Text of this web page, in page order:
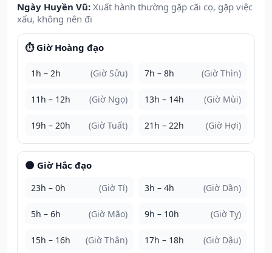
Ngày Huyền Vũ: Xuất hành thường gặp cãi cọ, gặp việc
xấu, không nên đi
⏱️ Giờ Hoàng đạo
1h – 2h (Giờ Sửu) 7h – 8h (Giờ Thìn)
11h – 12h (Giờ Ngọ) 13h – 14h (Giờ Mùi)
19h – 20h (Giờ Tuất) 21h – 22h (Giờ Hợi)
🌑 Giờ Hắc đạo
23h – 0h (Giờ Tí) 3h – 4h (Giờ Dần)
5h – 6h (Giờ Mão) 9h – 10h (Giờ Tỵ)
15h – 16h (Giờ Thân) 17h – 18h (Giờ Dậu)